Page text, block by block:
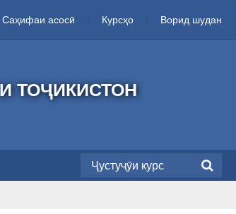
Саҳифаи асосӣ Курсҳо Ворид шудан
ТОҶИКИСТОН